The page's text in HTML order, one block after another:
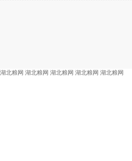
湖北粮网 湖北粮网 湖北粮网 湖北粮网 湖北粮网